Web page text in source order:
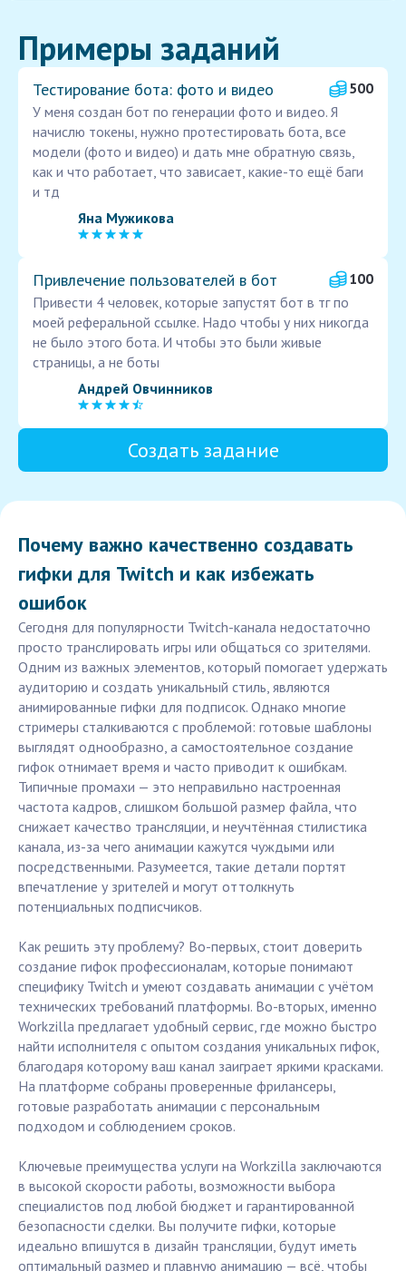
Примеры заданий
Тестирование бота: фото и видео
500
У меня создан бот по генерации фото и видео. Я
начислю токены, нужно протестировать бота, все
модели (фото и видео) и дать мне обратную связь,
как и что работает, что зависает, какие-то ещё баги
и тд
Яна Мужикова
Привлечение пользователей в бот
100
Привести 4 человек, которые запустят бот в тг по
моей реферальной ссылке. Надо чтобы у них никогда
не было этого бота. И чтобы это были живые
страницы, а не боты
Андрей Овчинников
Создать задание
Почему важно качественно создавать
гифки для Twitch и как избежать
ошибок
Сегодня для популярности Twitch-канала недостаточно
просто транслировать игры или общаться со зрителями.
Одним из важных элементов, который помогает удержать
аудиторию и создать уникальный стиль, являются
анимированные гифки для подписок. Однако многие
стримеры сталкиваются с проблемой: готовые шаблоны
выглядят однообразно, а самостоятельное создание
гифок отнимает время и часто приводит к ошибкам.
Типичные промахи — это неправильно настроенная
частота кадров, слишком большой размер файла, что
снижает качество трансляции, и неучтённая стилистика
канала, из-за чего анимации кажутся чуждыми или
посредственными. Разумеется, такие детали портят
впечатление у зрителей и могут оттолкнуть
потенциальных подписчиков.
Как решить эту проблему? Во-первых, стоит доверить
создание гифок профессионалам, которые понимают
специфику Twitch и умеют создавать анимации с учётом
технических требований платформы. Во-вторых, именно
Workzilla предлагает удобный сервис, где можно быстро
найти исполнителя с опытом создания уникальных гифок,
благодаря которому ваш канал заиграет яркими красками.
На платформе собраны проверенные фрилансеры,
готовые разработать анимации с персональным
подходом и соблюдением сроков.
Ключевые преимущества услуги на Workzilla заключаются
в высокой скорости работы, возможности выбора
специалистов под любой бюджет и гарантированной
безопасности сделки. Вы получите гифки, которые
идеально впишутся в дизайн трансляции, будут иметь
оптимальный размер и плавную анимацию — всё, чтобы